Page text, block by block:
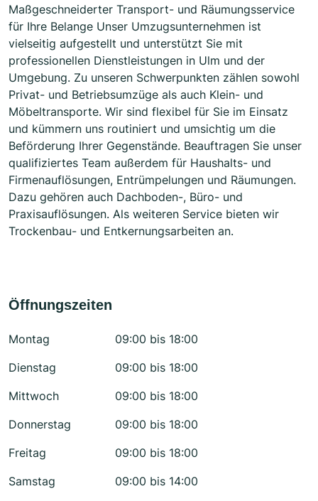
Maßgeschneiderter Transport- und Räumungsservice
für Ihre Belange Unser Umzugsunternehmen ist
vielseitig aufgestellt und unterstützt Sie mit
professionellen Dienstleistungen in Ulm und der
Umgebung. Zu unseren Schwerpunkten zählen sowohl
Privat- und Betriebsumzüge als auch Klein- und
Möbeltransporte. Wir sind flexibel für Sie im Einsatz
und kümmern uns routiniert und umsichtig um die
Beförderung Ihrer Gegenstände. Beauftragen Sie unser
qualifiziertes Team außerdem für Haushalts- und
Firmenauflösungen, Entrümpelungen und Räumungen.
Dazu gehören auch Dachboden-, Büro- und
Praxisauflösungen. Als weiteren Service bieten wir
Trockenbau- und Entkernungsarbeiten an.
Öffnungszeiten
Montag
09:00 bis 18:00
Dienstag
09:00 bis 18:00
Mittwoch
09:00 bis 18:00
Donnerstag
09:00 bis 18:00
Freitag
09:00 bis 18:00
Samstag
09:00 bis 14:00